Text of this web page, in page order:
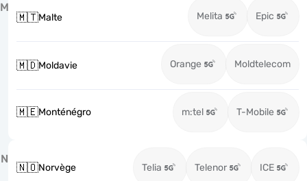
M
🇲🇹Malte Melita Epic
🇲🇩Moldavie Orange Moldtelecom
🇲🇪Monténégro m:tel T-Mobile
N
🇳🇴Norvège Telia Telenor ICE